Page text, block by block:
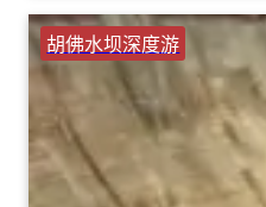
胡佛水坝深度游